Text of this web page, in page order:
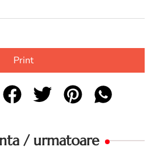
Print
/ urmatoare